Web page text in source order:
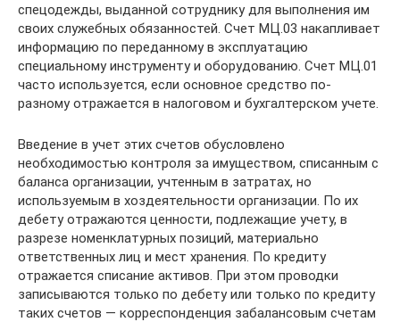
спецодежды, выданной сотруднику для выполнения им
своих служебных обязанностей. Счет МЦ.03 накапливает
информацию по переданному в эксплуатацию
специальному инструменту и оборудованию. Счет МЦ.01
часто используется, если основное средство по-
разному отражается в налоговом и бухгалтерском учете.
Введение в учет этих счетов обусловлено
необходимостью контроля за имуществом, списанным с
баланса организации, учтенным в затратах, но
используемым в хоздеятельности организации. По их
дебету отражаются ценности, подлежащие учету, в
разрезе номенклатурных позиций, материально
ответственных лиц и мест хранения. По кредиту
отражается списание активов. При этом проводки
записываются только по дебету или только по кредиту
таких счетов — корреспонденция забалансовым счетам